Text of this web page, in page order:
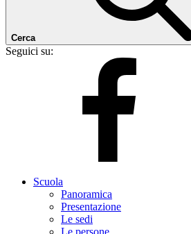
Cerca
Seguici su:
Scuola
Panoramica
Presentazione
Le sedi
Le persone